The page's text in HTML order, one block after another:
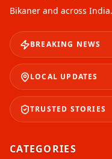
Bikaner and across India.
BREAKING NEWS
LOCAL UPDATES
TRUSTED STORIES
CATEGORIES